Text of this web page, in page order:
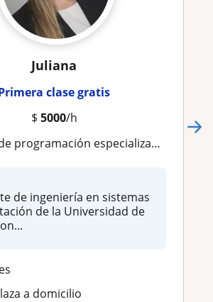
Juliana
clase gratis
$ 5000/h
especializada en Java y Python
de ingeniería en sistemas
de la Universidad de
a domicilio